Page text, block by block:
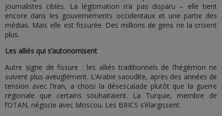
journalistes ciblés. La légitimation n’a pas disparu – elle tient
encore dans les gouvernements occidentaux et une partie des
médias. Mais elle est fissurée. Des millions de gens ne la croient
plus.
Les alliés qui s’autonomisent
Autre signe de fissure : les alliés traditionnels de l’hégémon ne
suivent plus aveuglément. L’Arabie saoudite, après des années de
tension avec l’Iran, a choisi la désescalade plutôt que la guerre
régionale que certains souhaitaient. La Turquie, membre de
l’OTAN, négocie avec Moscou. Les BRICS s’élargissent.